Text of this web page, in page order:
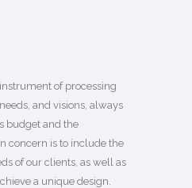
of processing
and visions, always
budget and the
concern is to include the
of our clients, as well as
a unique design.